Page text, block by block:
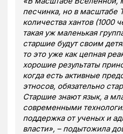
песчинка, но в масштабе
количества хантов (1000
такая уж маленькая
старшие будут своим
то это уже как цепная
хорошие результаты
когда есть активные
этносов, обязательно
Старшие знают язык, а
современными
поддержка от ученых и
власти», – подытожила